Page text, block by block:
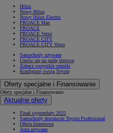
Hilux
Nowy Hilux
Nowy Hilux Electric
PROACE Max
PROACE
PROACE Verso
PROACE CITY
PROACE CITY Verso
Samochody używane
Umów się na jazdę testową
Zobacz wszystkie cenniki
Konfiguruj swoją Toyotę
Oferty specjalne i Finansowanie
Oferty specjalne i Finansowanie
Aktualne oferty
Finał wyprzedaży 2025
Samochody dostawcze Toyota Professional
Oferta biznesowa
Auta używane